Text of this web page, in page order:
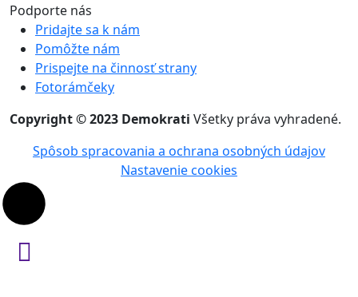
Podporte nás
Pridajte sa k nám
Pomôžte nám
Prispejte na činnosť strany
Fotorámčeky
Copyright © 2023 Demokrati Všetky práva vyhradené.
Spôsob spracovania a ochrana osobných údajov
Nastavenie cookies